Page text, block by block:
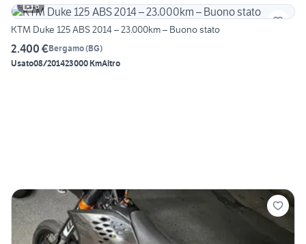
6
KTM Duke 125 ABS 2014 – 23.000km – Buono stato
2.400 €Bergamo(BG)
Usato08/201423000 KmAltro